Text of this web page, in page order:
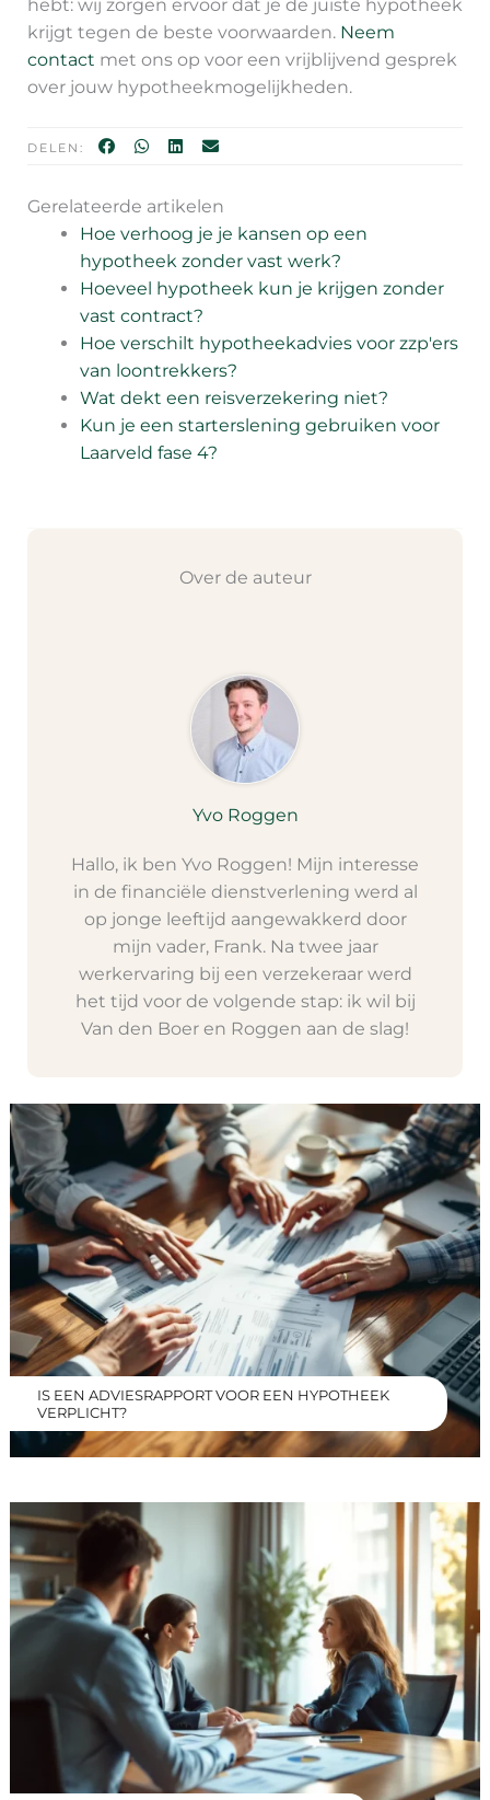
hebt: wij zorgen ervoor dat je de juiste hypotheek
krijgt tegen de beste voorwaarden. Neem
contact met ons op voor een vrijblijvend gesprek
over jouw hypotheekmogelijkheden.
DELEN:
Gerelateerde artikelen
Hoe verhoog je je kansen op een
hypotheek zonder vast werk?
Hoeveel hypotheek kun je krijgen zonder
vast contract?
Hoe verschilt hypotheekadvies voor zzp'ers
van loontrekkers?
Wat dekt een reisverzekering niet?
Kun je een starterslening gebruiken voor
Laarveld fase 4?
Over de auteur
Yvo Roggen
Hallo, ik ben Yvo Roggen! Mijn interesse
in de financiële dienstverlening werd al
op jonge leeftijd aangewakkerd door
mijn vader, Frank. Na twee jaar
werkervaring bij een verzekeraar werd
het tijd voor de volgende stap: ik wil bij
Van den Boer en Roggen aan de slag!
IS EEN ADVIESRAPPORT VOOR EEN HYPOTHEEK
VERPLICHT?